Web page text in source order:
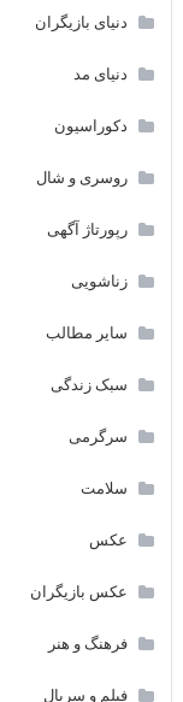
دنیای بازیگران
دنیای مد
دکوراسیون
روسری و شال
رپورتاژ آگهی
زناشویی
سایر مطالب
سبک زندگی
سرگرمی
سلامت
عکس
عکس بازیگران
فرهنگ و هنر
فیلم و سریال